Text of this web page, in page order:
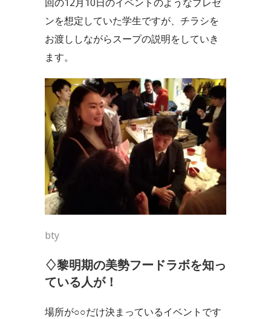
ンを想定していた学生ですが、チラシを
お渡ししながらスープの説明をしていき
ます。
bty
♢黎明期の美勢フードラボを知っ
ている人が！
場所が○○だけ決まっているイベントです